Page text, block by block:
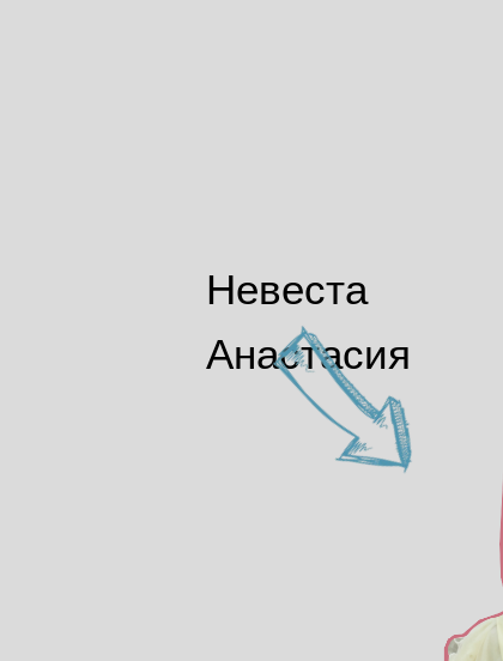
Невеста
Анастасия